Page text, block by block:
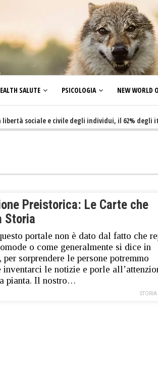
SALUTE PSICOLOGIA NEW WORLD
e civile degli individui, il 62% degli
Preistorica: Le Carte che
Storia
portale non è dato dal fatto che
o come generalmente si dice in
per sorprendere le persone potremmo
inventarci le notizie e porle
pianta. Il nostro…